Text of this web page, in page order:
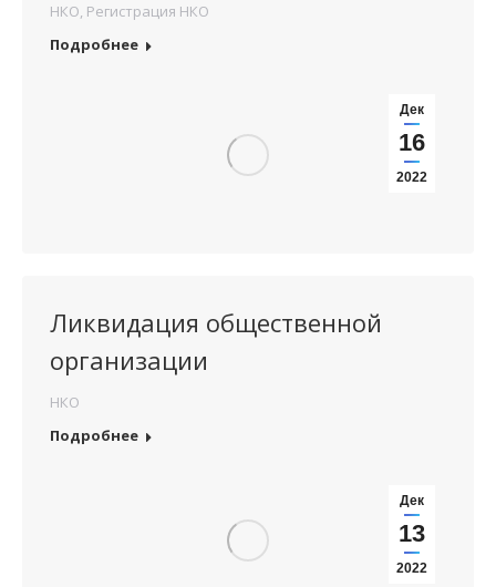
НКО, Регистрация НКО
Подробнее
Дек
16
2022
Ликвидация общественной
организации
НКО
Подробнее
Дек
13
2022